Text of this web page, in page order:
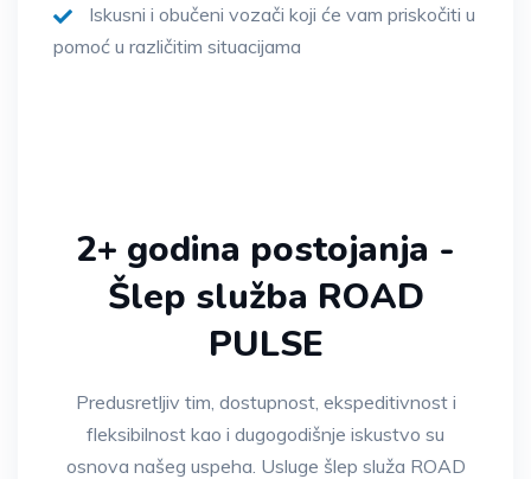
Iskusni i obučeni vozači koji će vam priskočiti u
pomoć u različitim situacijama
2+ godina postojanja -
Šlep služba ROAD
PULSE
Predusretljiv tim, dostupnost, ekspeditivnost i
fleksibilnost kao i dugogodišnje iskustvo su
osnova našeg uspeha. Usluge šlep služa ROAD